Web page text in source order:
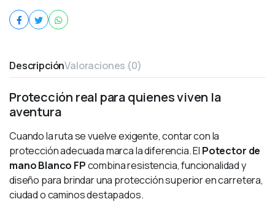
DescripciónValoraciones (0)
Protección real para quienes viven la
aventura
Cuando la ruta se vuelve exigente, contar con la
protección adecuada marca la diferencia. El Potector de
mano Blanco FPcombina resistencia, funcionalidad y
diseño para brindar una protección superior en carretera,
ciudad o caminos destapados.